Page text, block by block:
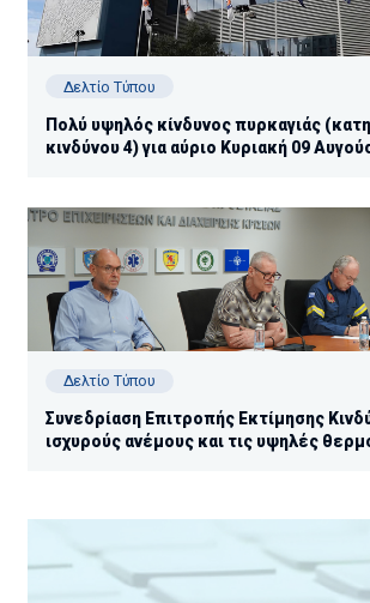
Δελτίο Τύπου
Πολύ υψηλός κίνδυνος πυρκαγιάς
κινδύνου 4) για αύριο Κυριακή 09
Δελτίο Τύπου
Συνεδρίαση Επιτροπής Εκτίμησης
ισχυρούς ανέμους και τις υψηλές